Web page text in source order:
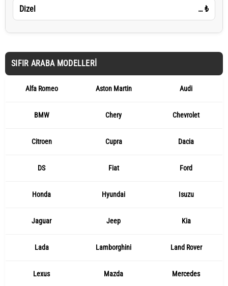
Dizel … ₺
SIFIR ARABA MODELLERI
Alfa Romeo Aston Martin Audi
BMW Chery Chevrolet
Citroen Cupra Dacia
DS Fiat Ford
Honda Hyundai Isuzu
Jaguar Jeep Kia
Lada Lamborghini Land Rover
Lexus Mazda Mercedes